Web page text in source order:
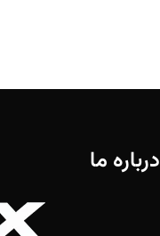
درباره ما